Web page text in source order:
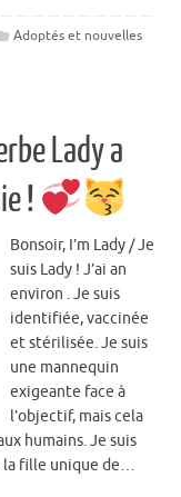
Adoptés et nouvelles
Lady a
!
Bonsoir, I’m Lady / Je
suis Lady ! J’ai an
environ . Je suis
identifiée, vaccinée
et stérilisée. Je suis
une mannequin
exigeante face à
l’objectif, mais cela
humains. Je suis
la fille unique de…